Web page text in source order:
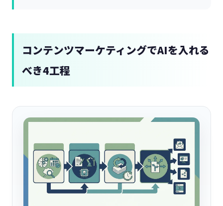
コンテンツマーケティングでAIを入れる
べき4工程